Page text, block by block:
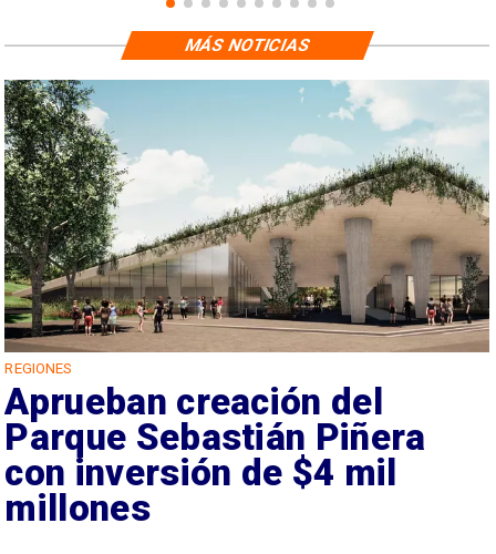
REGIONES
Aprueban creación del
Parque Sebastián Piñera
con inversión de $4 mil
millones
MÁS NOTICIAS